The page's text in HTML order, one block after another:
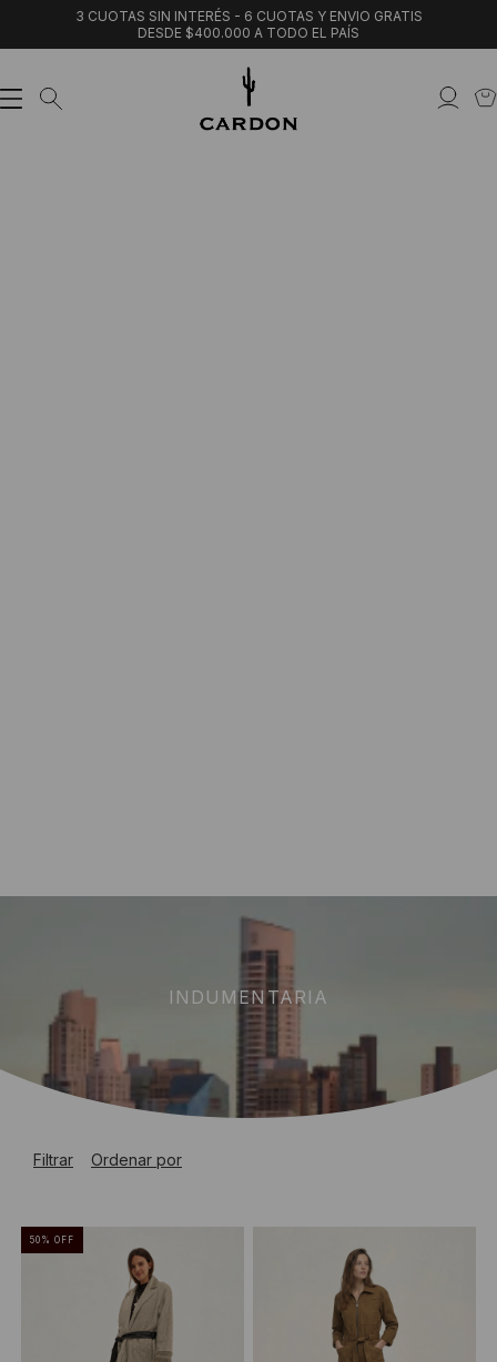
3 CUOTAS SIN INTERÉS - 6 CUOTAS Y ENVIO GRATIS
DESDE $400.000 A TODO EL PAÍS
INDUMENTARIA
Filtrar Ordenar por
50 % OFF